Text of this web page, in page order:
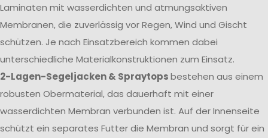
Laminaten mit wasserdichten und atmungsaktiven
Membranen, die zuverlässig vor Regen, Wind und Gischt
schützen. Je nach Einsatzbereich kommen dabei
unterschiedliche Materialkonstruktionen zum Einsatz.
2-Lagen-Segeljacken & Spraytopsbestehen aus einem
robusten Obermaterial, das dauerhaft mit einer
wasserdichten Membran verbunden ist. Auf der Innenseite
schützt ein separates Futter die Membran und sorgt für ein